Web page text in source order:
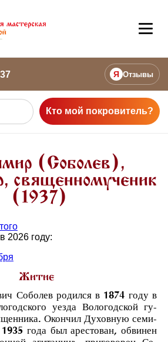
Я Отзывы
Кто мой покровитель?
(Соболев),
священномученик
(1937)
2026 году:
Житие
Со­болев ро­дил­ся в 1874 го­ду в
уез­да Во­ло­год­ской гу­
Окон­чил Ду­хов­ную се­ми­
го­да был аре­сто­ван, об­ви­нен